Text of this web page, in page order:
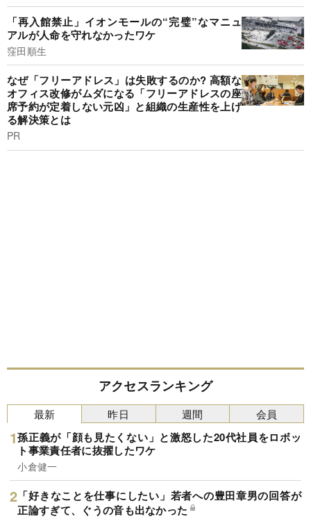
「再入館禁止」イオンモールの“完璧”なマニュ
アルが人命を守れなかったワケ
窪田順生
なぜ「フリーアドレス」は失敗するのか? 高額な
オフィス改修がムダになる「フリーアドレスの座
席予約が定着しない元凶」と組織の生産性を上げ
る解決策とは
PR
アクセスランキング
最新
孫正義が「顔も見たくない」と激怒した20代社員をロボッ
ト事業責任者に抜擢したワケ
小倉健一
「好きなことを仕事にしたい」若者への豊田章男の回答が
正論すぎて、ぐうの音も出なかった
昨日 週間 会員